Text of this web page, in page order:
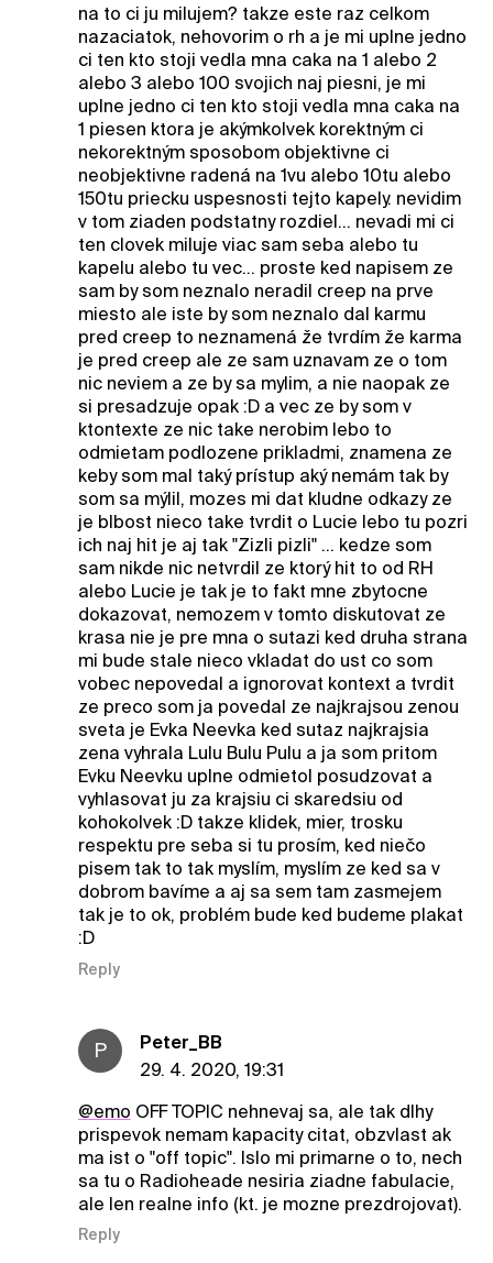
na to ci ju milujem? takze este raz celkom
nazaciatok, nehovorim o rh a je mi uplne jedno
ci ten kto stoji vedla mna caka na 1 alebo 2
alebo 3 alebo 100 svojich naj piesni, je mi
uplne jedno ci ten kto stoji vedla mna caka na
1 piesen ktora je akýmkolvek korektným ci
nekorektným sposobom objektivne ci
neobjektivne radená na 1vu alebo 10tu alebo
150tu priecku uspesnosti tejto kapely. nevidim
v tom ziaden podstatny rozdiel... nevadi mi ci
ten clovek miluje viac sam seba alebo tu
kapelu alebo tu vec... proste ked napisem ze
sam by som neznalo neradil creep na prve
miesto ale iste by som neznalo dal karmu
pred creep to neznamená že tvrdím že karma
je pred creep ale ze sam uznavam ze o tom
nic neviem a ze by sa mylim, a nie naopak ze
si presadzuje opak :D a vec ze by som v
ktontexte ze nic take nerobim lebo to
odmietam podlozene prikladmi, znamena ze
keby som mal taký prístup aký nemám tak by
som sa mýlil, mozes mi dat kludne odkazy ze
je blbost nieco take tvrdit o Lucie lebo tu pozri
ich naj hit je aj tak "Zizli pizli" ... kedze som
sam nikde nic netvrdil ze ktorý hit to od RH
alebo Lucie je tak je to fakt mne zbytocne
dokazovat, nemozem v tomto diskutovat ze
krasa nie je pre mna o sutazi ked druha strana
mi bude stale nieco vkladat do ust co som
vobec nepovedal a ignorovat kontext a tvrdit
ze preco som ja povedal ze najkrajsou zenou
sveta je Evka Neevka ked sutaz najkrajsia
zena vyhrala Lulu Bulu Pulu a ja som pritom
Evku Neevku uplne odmietol posudzovat a
vyhlasovat ju za krajsiu ci skaredsiu od
kohokolvek :D takze klidek, mier, trosku
respektu pre seba si tu prosím, ked niečo
pisem tak to tak myslím, myslím ze ked sa v
dobrom bavíme a aj sa sem tam zasmejem
tak je to ok, problém bude ked budeme plakat
:D
Reply
P
Peter_BB
29. 4. 2020, 19:31
@emo OFF TOPIC nehnevaj sa, ale tak dlhy
prispevok nemam kapacity citat, obzvlast ak
ma ist o "off topic". Islo mi primarne o to, nech
sa tu o Radioheade nesiria ziadne fabulacie,
ale len realne info (kt. je mozne prezdrojovat).
Reply